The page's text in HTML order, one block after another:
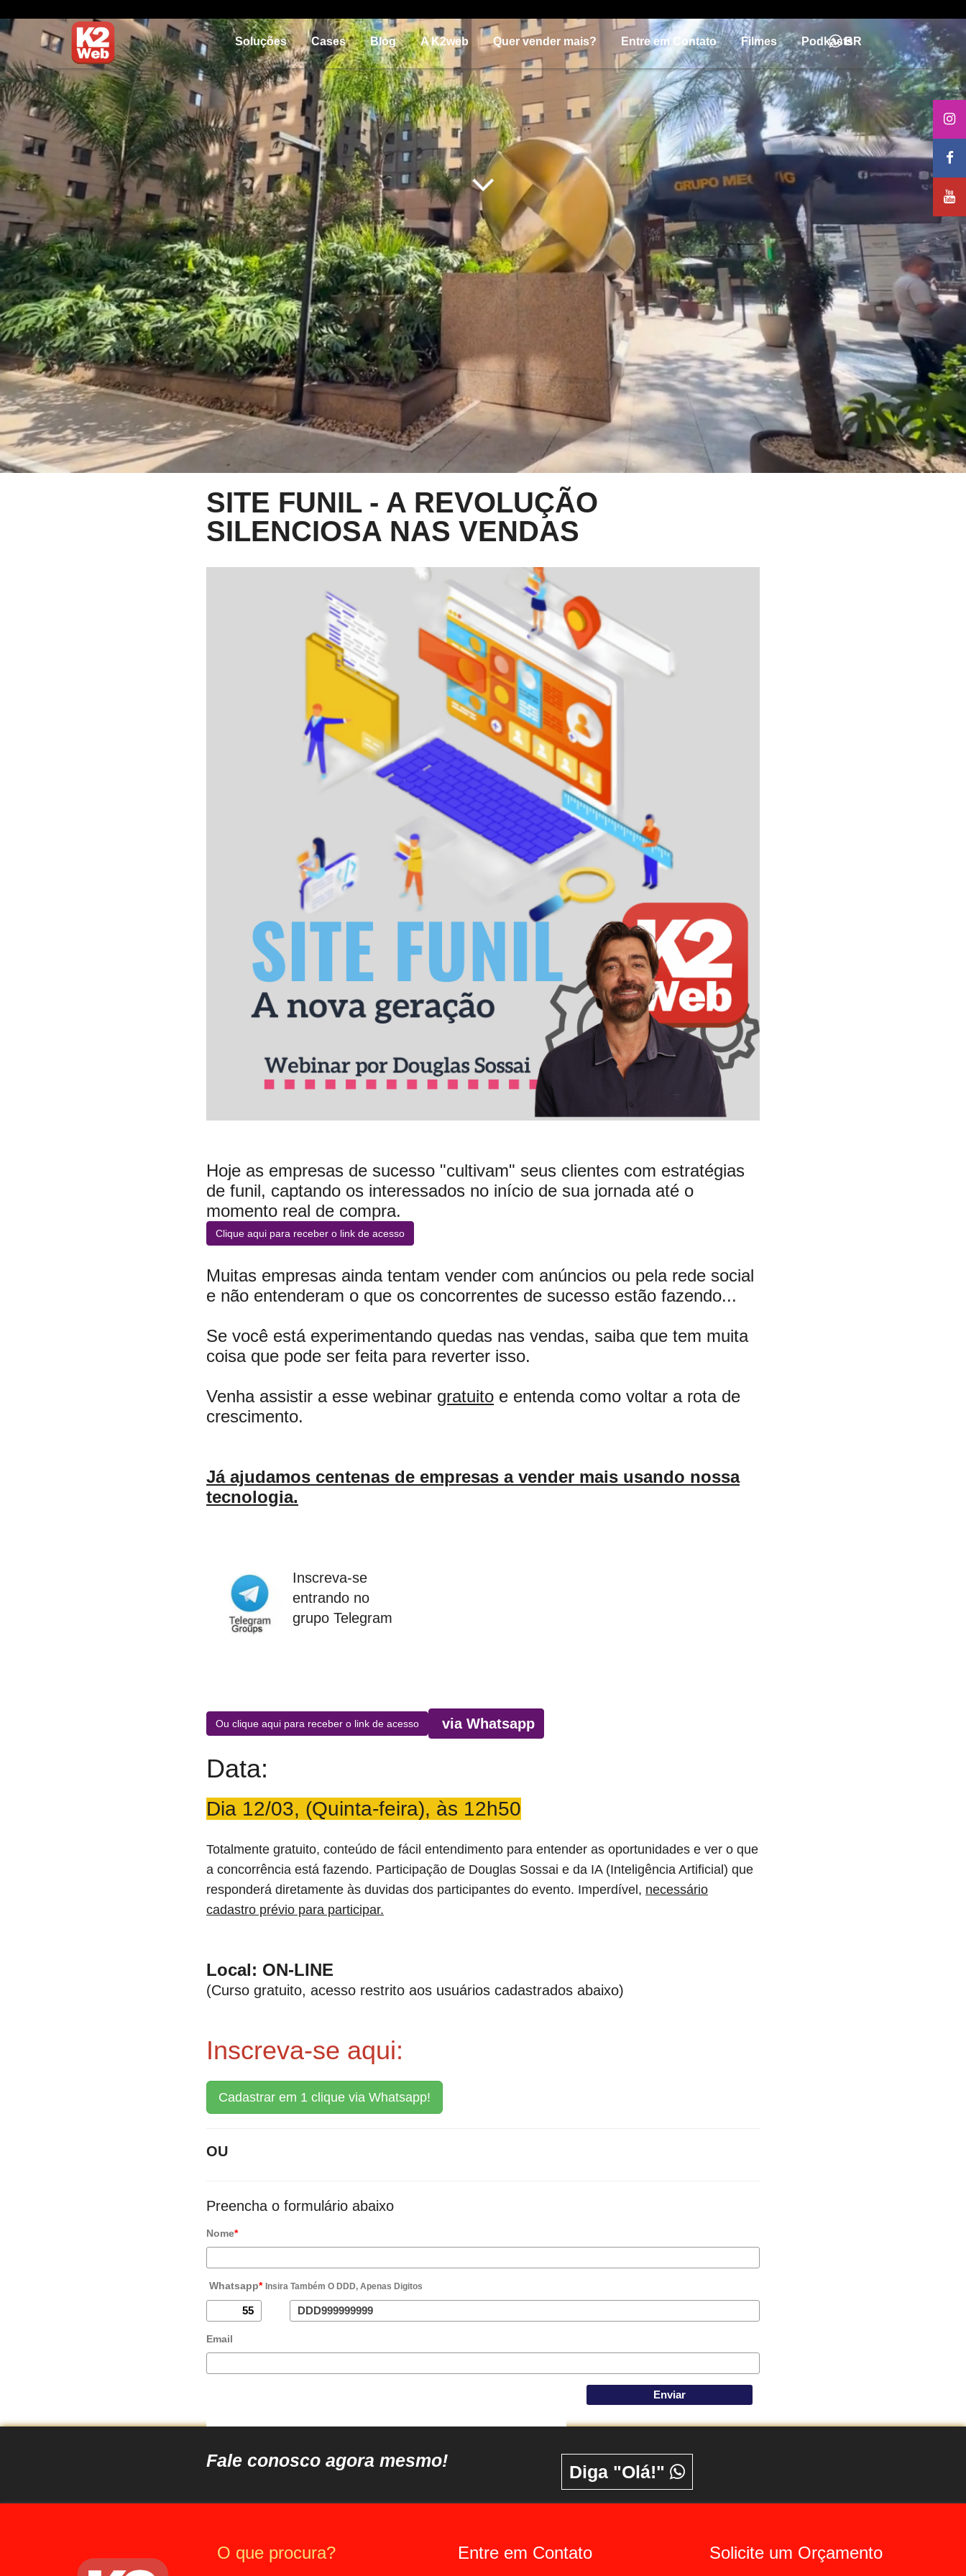
Soluções Cases Blog A K2web Quer vender mais? Entre em Contato Filmes Podkasts
BR
SITE FUNIL - A REVOLUÇÃO
SILENCIOSA NAS VENDAS
Hoje as empresas de sucesso "cultivam" seus clientes com estratégias
de funil, captando os interessados no início de sua jornada até o
momento real de compra.
Clique aqui para receber o link de acesso
Muitas empresas ainda tentam vender com anúncios ou pela rede social
e não entenderam o que os concorrentes de sucesso estão fazendo...
Se você está experimentando quedas nas vendas, saiba que tem muita
coisa que pode ser feita para reverter isso.
Venha assistir a esse webinar gratuito e entenda como voltar a rota de
crescimento.
Já ajudamos centenas de empresas a vender mais usando nossa
tecnologia.
Inscreva-se
entrando no
grupo Telegram
Ou clique aqui para receber o link de acesso via Whatsapp
Data:
Dia 12/03, (Quinta-feira), às 12h50
Totalmente gratuito, conteúdo de fácil entendimento para entender as oportunidades e ver o que
a concorrência está fazendo. Participação de Douglas Sossai e da IA (Inteligência Artificial) que
responderá diretamente às duvidas dos participantes do evento. Imperdível, necessário
cadastro prévio para participar.
Local: ON-LINE
(Curso gratuito, acesso restrito aos usuários cadastrados abaixo)
Inscreva-se aqui:
Cadastrar em 1 clique via Whatsapp!
OU
Preencha o formulário abaixo
Nome*
Whatsapp* Insira Também O DDD, Apenas Digitos
Email
Fale conosco agora mesmo!
Diga "Olá!"
O que procura? Entre em Contato Solicite um Orçamento